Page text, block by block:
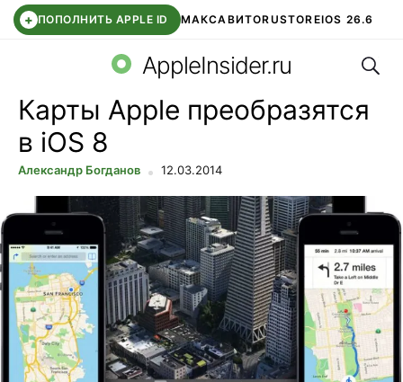
+ ПОПОЛНИТЬ APPLE ID МАКСАВИТОRUSTOREIOS 26.6
СБЕР КИДС ВТБ ОНЛАЙН ЧАТ В ROBLOX
AppleInsider.ru
Карты Apple преобразятся
в iOS 8
Александр Богданов 12.03.2014